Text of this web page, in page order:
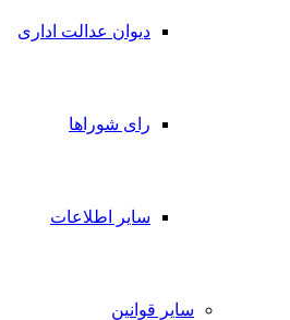
دیوان عدالت اداری
رای شوراها
سایر اطلاعات
سایر قوانین